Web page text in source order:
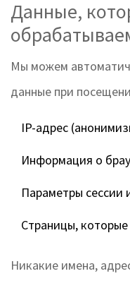
Данные,
Мы можем
данные при
IP-адрес
Информация о
Параметры сессии
Страницы,
Никакие имена,